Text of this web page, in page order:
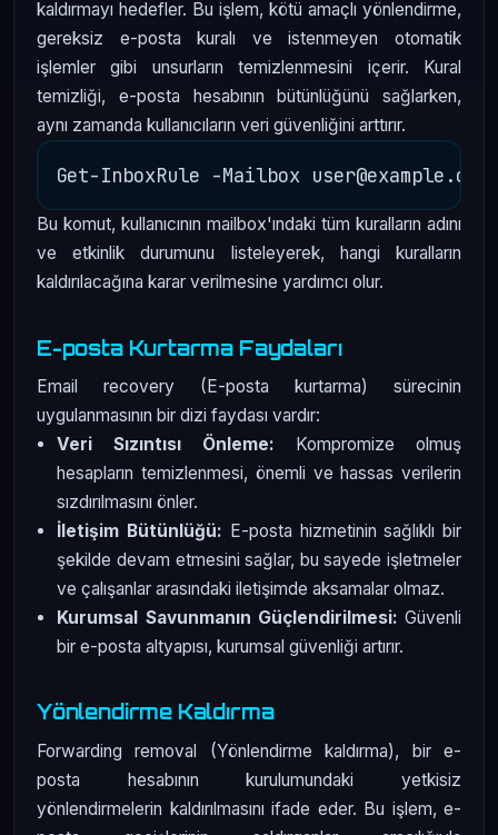
kaldırmayı hedefler. Bu işlem, kötü amaçlı yönlendirme,
gereksiz e-posta kuralı ve istenmeyen otomatik
işlemler gibi unsurların temizlenmesini içerir. Kural
temizliği, e-posta hesabının bütünlüğünü sağlarken,
aynı zamanda kullanıcıların veri güvenliğini arttırır.
Bu komut, kullanıcının mailbox'ındaki tüm kuralların adını
ve etkinlik durumunu listeleyerek, hangi kuralların
kaldırılacağına karar verilmesine yardımcı olur.
E-posta Kurtarma Faydaları
Email recovery (E-posta kurtarma) sürecinin
uygulanmasının bir dizi faydası vardır:
Veri Sızıntısı Önleme: Kompromize olmuş
hesapların temizlenmesi, önemli ve hassas verilerin
sızdırılmasını önler.
İletişim Bütünlüğü: E-posta hizmetinin sağlıklı bir
şekilde devam etmesini sağlar, bu sayede işletmeler
ve çalışanlar arasındaki iletişimde aksamalar olmaz.
Kurumsal Savunmanın Güçlendirilmesi: Güvenli
bir e-posta altyapısı, kurumsal güvenliği artırır.
Yönlendirme Kaldırma
Forwarding removal (Yönlendirme kaldırma), bir e-
posta hesabının kurulumundaki yetkisiz
yönlendirmelerin kaldırılmasını ifade eder. Bu işlem, e-